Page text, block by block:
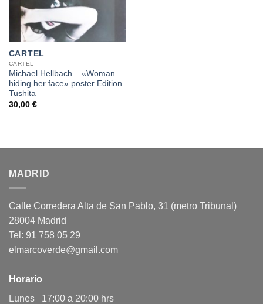
CARTEL
CARTEL
Michael Hellbach – «Woman
hiding her face» poster Edition
Tushita
30,00 €
MADRID
Calle Corredera Alta de San Pablo, 31 (metro Tribunal)
28004 Madrid
Tel: 91 758 05 29
elmarcoverde@gmail.com
Horario
Lunes 17:00 a 20:00 hrs